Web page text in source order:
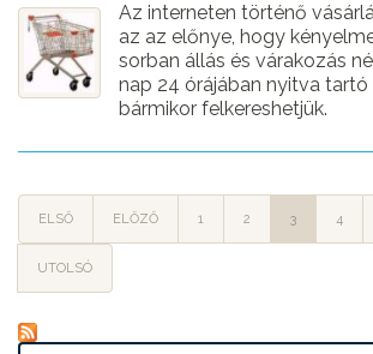
Az interneten történő
az az előnye, hogy
sorban állás és várakozás
nap 24 órájában nyitva
bármikor felkereshetjük.
ELSŐ ELŐZŐ 1 2 3 4
UTOLSÓ